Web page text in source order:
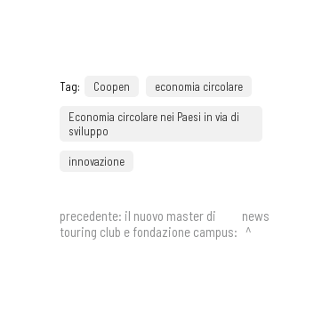
Tag: Coopen economia circolare
Economia circolare nei Paesi in via di
sviluppo
innovazione
precedente: il nuovo master di
touring club e fondazione campus:
news